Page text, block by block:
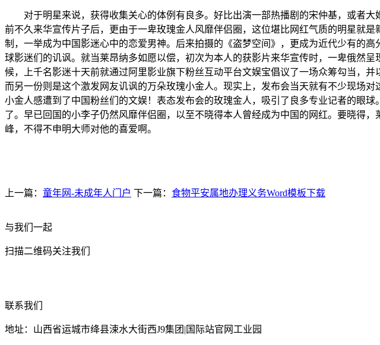
对于明星来说，获得收集关心的体例有良多。好比出演一部热播剧的宋仲基，或者大
前不久来华宣传片子后，更由于一卑玫瑰金人风靡伴侣圈，这位堪比网红气质的明星就
制，一举成为中国影迷心中的恋爱男神。后来拍摄的《盗梦空间》，更成为近代少有的
球影迷们的讥讽。就当莱昂纳多如愿以偿，初次为本人的获影片来华宣传时，一卑俄然
候，上千名影迷十天前就通过阿里影业旗下粉丝互动平台文娱宝倡议了一场众筹勾当，
而另一份则是这个激发网友讥讽的万朵玫瑰小金人。现实上，发布会当天就有不少现场
小金人感遭到了中国粉丝们的文娱！表态发布会的玫瑰金人，吸引了良多专业记者的眼
了。早已回国的小李子仍然风靡伴侣圈，以至不晓得本人曾经成为中国的网红。要晓得
峰，不得不申明大师对他的喜爱啊。
上一篇： 童年网-未成年人门户 下一篇： 食物平安属地办理义务Word模板下载
与我们一起
扫描二维码关注我们
联系我们
地址：山西省运城市绛县涑水大街西J9集团|国际站官网工业园